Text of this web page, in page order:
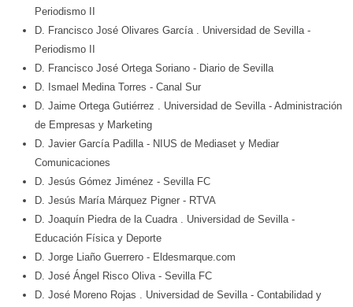
Periodismo II
D. Francisco José Olivares García . Universidad de Sevilla -
Periodismo II
D. Francisco José Ortega Soriano - Diario de Sevilla
D. Ismael Medina Torres - Canal Sur
D. Jaime Ortega Gutiérrez . Universidad de Sevilla - Administración
de Empresas y Marketing
D. Javier García Padilla - NIUS de Mediaset y Mediar
Comunicaciones
D. Jesús Gómez Jiménez - Sevilla FC
D. Jesús María Márquez Pigner - RTVA
D. Joaquín Piedra de la Cuadra . Universidad de Sevilla -
Educación Física y Deporte
D. Jorge Liaño Guerrero - Eldesmarque.com
D. José Ángel Risco Oliva - Sevilla FC
D. José Moreno Rojas . Universidad de Sevilla - Contabilidad y